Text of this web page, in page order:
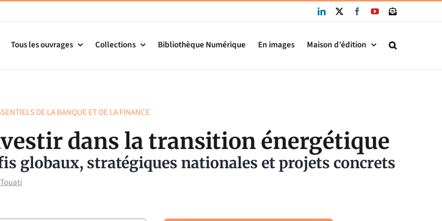
LinkedIn FacebookYouTubeNewsletter
Tous les ouvrages Collections Bibliothèque Numérique En images Maison d’édition
DE LA BANQUE ET DE LA FINANCE
dans la transition énergétique
globaux, stratégiques nationales et projets concrets